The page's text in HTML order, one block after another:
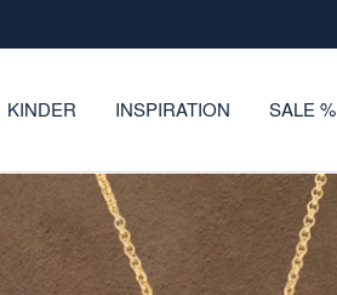
KINDER INSPIRATION SALE %